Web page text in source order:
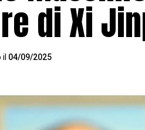
di Xi
il 04/09/2025